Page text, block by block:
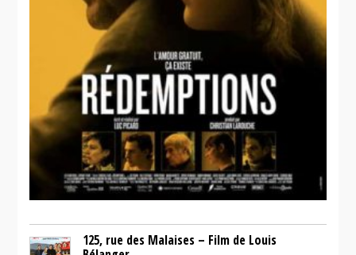
125, rue des Malaises – Film de Louis